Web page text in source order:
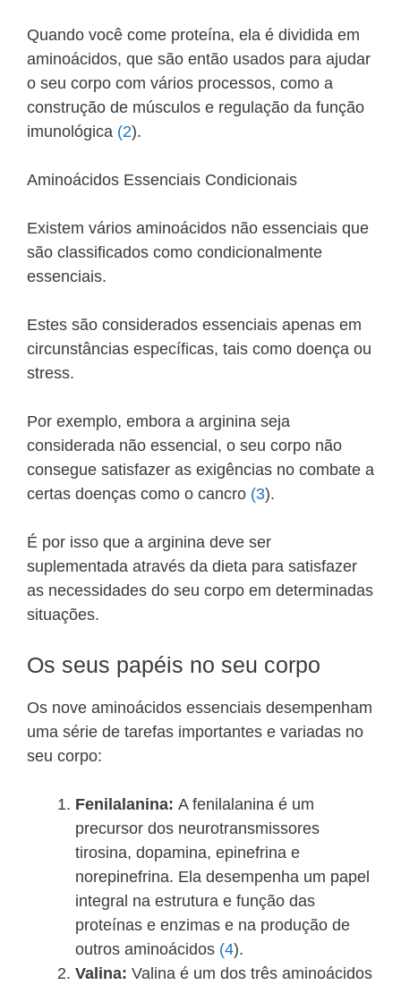
Quando você come proteína, ela é dividida em
aminoácidos, que são então usados para ajudar
o seu corpo com vários processos, como a
construção de músculos e regulação da função
imunológica (2).
Aminoácidos Essenciais Condicionais
Existem vários aminoácidos não essenciais que
são classificados como condicionalmente
essenciais.
Estes são considerados essenciais apenas em
circunstâncias específicas, tais como doença ou
stress.
Por exemplo, embora a arginina seja
considerada não essencial, o seu corpo não
consegue satisfazer as exigências no combate a
certas doenças como o cancro (3).
É por isso que a arginina deve ser
suplementada através da dieta para satisfazer
as necessidades do seu corpo em determinadas
situações.
Os seus papéis no seu corpo
Os nove aminoácidos essenciais desempenham
uma série de tarefas importantes e variadas no
seu corpo:
Fenilalanina: A fenilalanina é um
precursor dos neurotransmissores
tirosina, dopamina, epinefrina e
norepinefrina. Ela desempenha um papel
integral na estrutura e função das
proteínas e enzimas e na produção de
outros aminoácidos (4).
Valina: Valina é um dos três aminoácidos